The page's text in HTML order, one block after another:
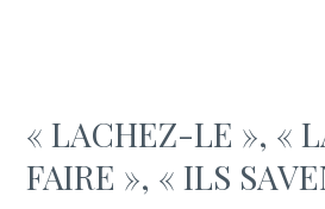
« LACHEZ-LE », «
FAIRE », « ILS